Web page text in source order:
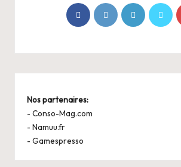
Nos partenaires:
- Conso-Mag.com
- Namuu.fr
- Gamespresso